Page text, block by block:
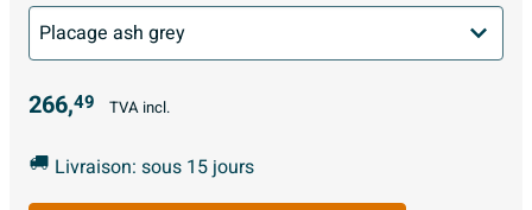
266,49 TVA incl.
Livraison: sous 15 jours